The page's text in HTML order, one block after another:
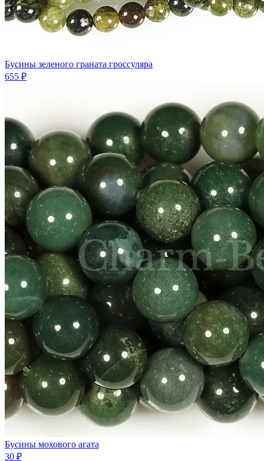
Бусины зеленого граната гроссуляра
655 ₽
Бусины мохового агата
30 ₽